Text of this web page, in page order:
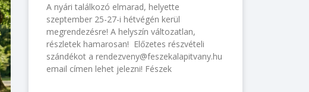
A nyári találkozó elmarad, helyette
szeptember 25-27-i hétvégén kerül
megrendezésre! A helyszín változatlan,
részletek hamarosan! Előzetes részvételi
szándékot a rendezveny@feszekalapitvany.hu
email címen lehet jelezni! Fészek